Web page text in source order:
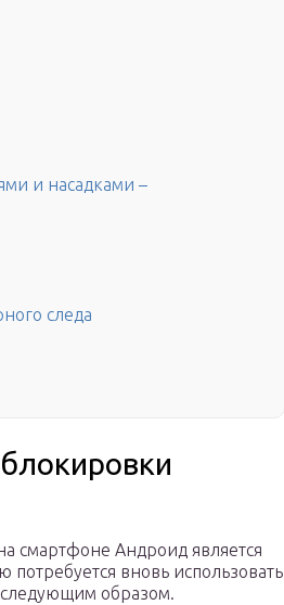
и насадками –
следа
смартфоне Андроид является
вновь использовать
образом.